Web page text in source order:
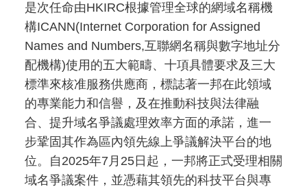
是次任命由HKIRC根據管理全球的網域名稱機
構ICANN(Internet Corporation for Assigned
Names and Numbers,互聯網名稱與數字地址分
配機構)使用的五大範疇、十項具體要求及三大
標準來核准服務供應商，標誌著一邦在此領域
的專業能力和信譽，及在推動科技與法律融
合、提升域名爭議處理效率方面的承諾，進一
步鞏固其作為區內領先線上爭議解決平台的地
位。自2025年7月25日起，一邦將正式受理相關
域名爭議案件，並憑藉其領先的科技平台與專